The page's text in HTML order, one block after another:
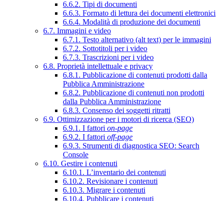
6.6.2. Tipi di documenti
6.6.3. Formato di lettura dei documenti elettronici
6.6.4. Modalità di produzione dei documenti
6.7. Immagini e video
6.7.1. Testo alternativo (alt text) per le immagini
6.7.2. Sottotitoli per i video
6.7.3. Trascrizioni per i video
6.8. Proprietà intellettuale e privacy
6.8.1. Pubblicazione di contenuti prodotti dalla
Pubblica Amministrazione
6.8.2. Pubblicazione di contenuti non prodotti
dalla Pubblica Amministrazione
6.8.3. Consenso dei soggetti ritratti
6.9. Ottimizzazione per i motori di ricerca (SEO)
6.9.1. I fattori on-page
6.9.2. I fattori off-page
6.9.3. Strumenti di diagnostica SEO: Search
Console
6.10. Gestire i contenuti
6.10.1. L’inventario dei contenuti
6.10.2. Revisionare i contenuti
6.10.3. Migrare i contenuti
6.10.4. Pubblicare i contenuti